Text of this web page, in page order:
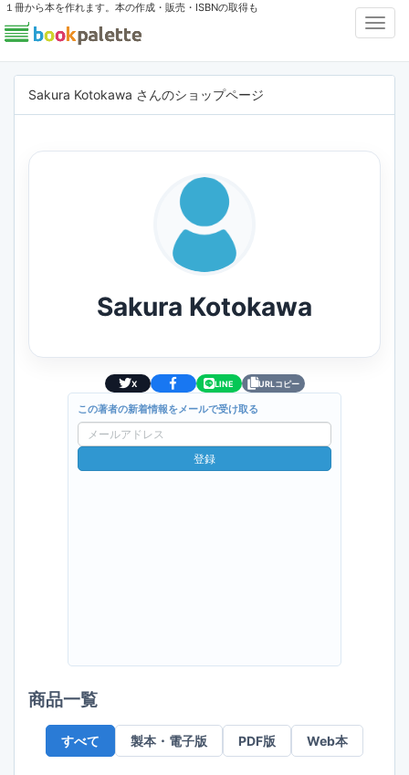
１冊から本を作れます。本の作成・販売・ISBNの取得も
Sakura Kotokawa さんのショップページ
Sakura Kotokawa
X LINE URLコピー
この著者の新着情報をメールで受け取る
ー
ル
登録
商品一覧
すべて 製本・電子版 PDF版 Web本